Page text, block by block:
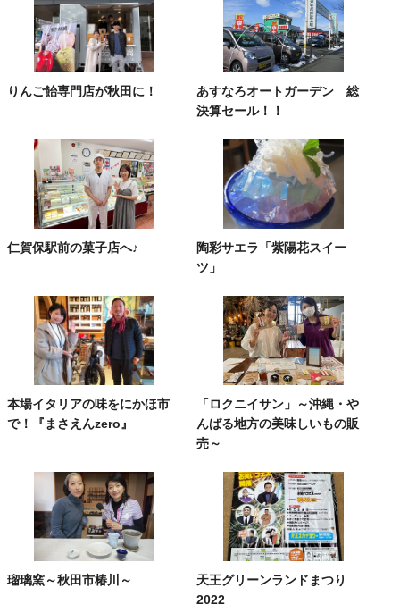
りんご飴専門店が秋田に！
あすなろオートガーデン 総
決算セール！！
仁賀保駅前の菓子店へ♪
陶彩サエラ「紫陽花スイー
ツ」
本場イタリアの味をにかほ市
で！『まさえんzero』
「ロクニイサン」～沖縄・や
んばる地方の美味しいもの販
売～
瑠璃窯～秋田市椿川～
天王グリーンランドまつり
2022